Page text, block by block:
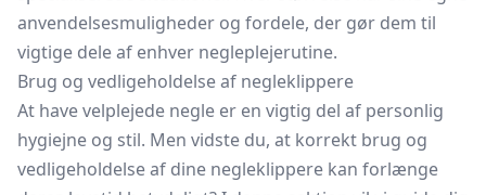
anvendelsesmuligheder og fordele, der gør dem til
vigtige dele af enhver negleplejerutine.
Brug og vedligeholdelse af negleklippere
At have velplejede negle er en vigtig del af personlig
hygiejne og stil. Men vidste du, at korrekt brug og
vedligeholdelse af dine negleklippere kan forlænge